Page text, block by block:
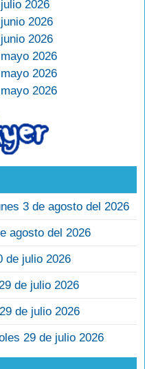
2026
2026
2026
2026
2026
2026
3 de agosto del 2026
agosto del 2026
de julio 2026
de julio 2026
de julio 2026
29 de julio 2026